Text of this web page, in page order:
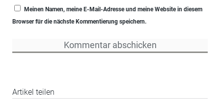
Meinen Namen, meine E-Mail-Adresse und meine Website in diesem
Browser für die nächste Kommentierung speichern.
Artikel teilen